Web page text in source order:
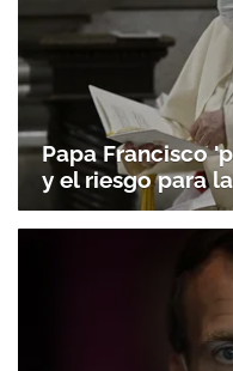
Papa Francisco
y el riesgo para